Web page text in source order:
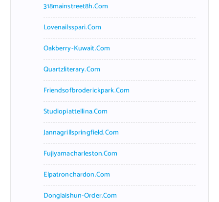
318mainstreet8h.com
Lovenailsspari.com
Oakberry-Kuwait.com
Quartzliterary.com
Friendsofbroderickpark.com
Studiopiattellina.com
Jannagrillspringfield.com
Fujiyamacharleston.com
Elpatronchardon.com
Donglaishun-Order.com